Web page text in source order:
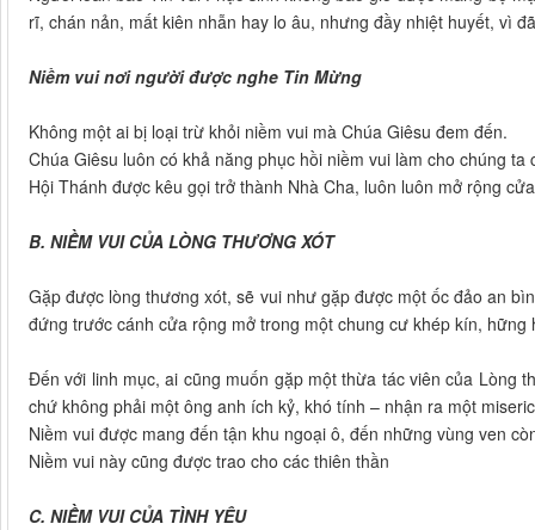
rĩ, chán nản, mất kiên nhẫn hay lo âu, nhưng đầy nhiệt huyết, vì
Niềm vui nơi người được nghe Tin Mừng
Không một ai bị loại trừ khỏi niềm vui mà Chúa Giêsu đem đến.
Chúa Giêsu luôn có khả năng phục hồi niềm vui làm cho chúng
Hội Thánh được kêu gọi trở thành Nhà Cha, luôn luôn mở rộng
B. NIỀM VUI CỦA LÒNG THƯƠNG XÓT
Gặp được lòng thương xót, sẽ vui như gặp được một ốc đảo an
đứng trước cánh cửa rộng mở trong một chung cư khép kín, hững
Đến với linh mục, ai cũng muốn gặp một thừa tác viên của Lòng
chứ không phải một ông anh ích kỷ, khó tính – nhận ra một
Niềm vui được mang đến tận khu ngoại ô, đến những vùng ven
Niềm vui này cũng được trao cho các thiên thần
C. NIỀM VUI CỦA TÌNH YÊU